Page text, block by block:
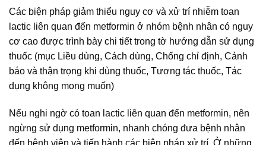
Các biện pháp giảm thiểu nguy cơ và xử trí nhiễm toan
lactic liên quan đến metformin ở nhóm bệnh nhân có nguy
cơ cao được trình bày chi tiết trong tờ hướng dẫn sử dụng
thuốc (mục Liều dùng, Cách dùng, Chống chỉ định, Cảnh
báo và thận trọng khi dùng thuốc, Tương tác thuốc, Tác
dụng không mong muốn)
Nếu nghi ngờ có toan lactic liên quan đến metformin, nên
ngừng sử dụng metformin, nhanh chóng đưa bệnh nhân
đến bệnh viện và tiến hành các biện pháp xử trí. Ở những